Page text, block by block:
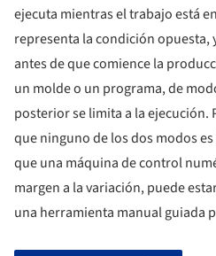
ejecuta mientras el trabajo está
representa la condición opuesta,
antes de que comience la
un molde o un programa, de
posterior se limita a la ejecución.
que ninguno de los dos modos
que una máquina de control
margen a la variación, puede
una herramienta manual guiada